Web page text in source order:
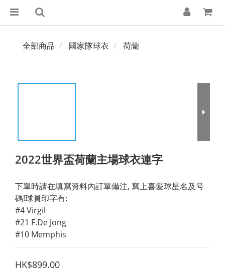
全部商品 國家隊球衣 荷蘭
2022世界盃荷蘭主場球衣連字
下單時請在填寫資料內訂單備注, 寫上喜愛球星名及号
碼!球員印字有:
#4 Virgil
#21 F.De Jong
#10 Memphis
HK$899.00